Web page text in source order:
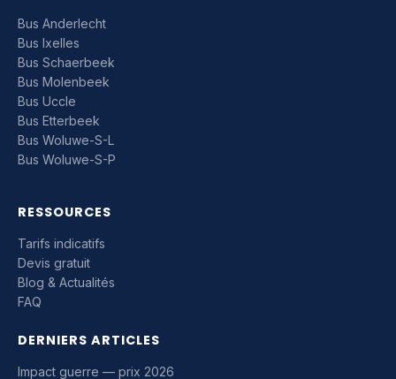
Bus Anderlecht
Bus Ixelles
Bus Schaerbeek
Bus Molenbeek
Bus Uccle
Bus Etterbeek
Bus Woluwe-S-L
Bus Woluwe-S-P
RESSOURCES
Tarifs indicatifs
Devis gratuit
Blog & Actualités
FAQ
DERNIERS ARTICLES
Impact guerre — prix 2026